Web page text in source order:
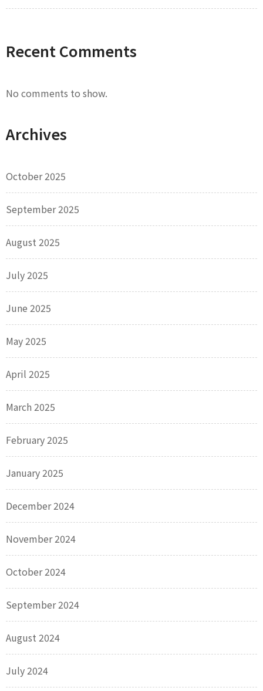
Recent Comments
No comments to show.
Archives
October 2025
September 2025
August 2025
July 2025
June 2025
May 2025
April 2025
March 2025
February 2025
January 2025
December 2024
November 2024
October 2024
September 2024
August 2024
July 2024